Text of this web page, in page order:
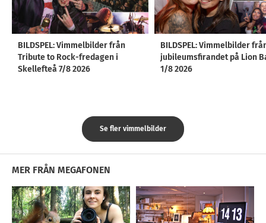
BILDSPEL: Vimmelbilder från
Tribute to Rock-fredagen i
Skellefteå 7/8 2026
BILDSPEL: Vimmelbilder
jubileumsfirandet på Lion
1/8 2026
Se fler vimmelbilder
MER FRÅN MEGAFONEN